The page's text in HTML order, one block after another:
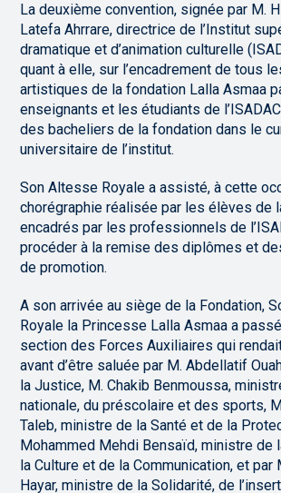
La deuxième convention, signée par M.
Latefa Ahrrare, directrice de l’Institut
dramatique et d’animation culturelle
quant à elle, sur l’encadrement de tous
artistiques de la fondation Lalla Asmaa
enseignants et les étudiants de
des bacheliers de la fondation dans le
universitaire de l’institut.
Son Altesse Royale a assisté, à cette
chorégraphie réalisée par les élèves de
encadrés par les professionnels de
procéder à la remise des diplômes et
de promotion.
A son arrivée au siège de la Fondation,
Royale la Princesse Lalla Asmaa a
section des Forces Auxiliaires qui
avant d’être saluée par M. Abdellatif
la Justice, M. Chakib Benmoussa,
nationale, du préscolaire et des sports,
Taleb, ministre de la Santé et de la
Mohammed Mehdi Bensaïd, ministre de
la Culture et de la Communication, et par
Hayar, ministre de la Solidarité, de